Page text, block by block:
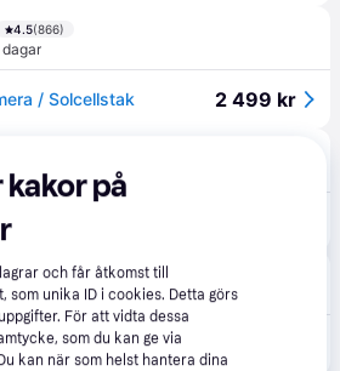
4.5(866)
/ Solcellstak 2 499 kr
(145)
BirdBuddy Smart Fågelmatare med Solpanel - Fågelmatare
Eller 861 kr/mån
kakor på
och får åtkomst till
som unika ID i cookies. Detta görs
För att vidta dessa
som du kan ge via
kan när som helst hantera dina